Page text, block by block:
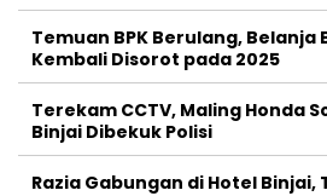
Temuan BPK Berulang, Belanja
Kembali Disorot pada 2025
Terekam CCTV, Maling Honda
Binjai Dibekuk Polisi
Razia Gabungan di Hotel Binjai,